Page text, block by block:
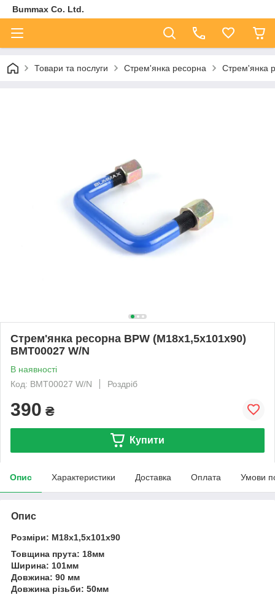
Bummax Co. Ltd.
Товари та послуги Стрем'янка ресорна Стрем'янка
Стрем'янка ресорна BPW (M18x1,5x101x90)
BMT00027 W/N
В наявності
Код: BMT00027 W/N
Роздріб
390 ₴
Купити
Опис Характеристики Доставка Оплата Умови
Опис
Розміри: M18x1,5x101x90
Товщина прута: 18мм
Ширина: 101мм
Довжина: 90 мм
Довжина різьби: 50мм